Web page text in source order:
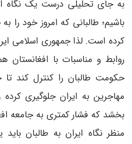
به جای تحلیلی درست یک نگاه
باشیم؛ طالبانی که امروز خود را
کرده است. لذا جمهوری اسلامی
روابط و مناسبات با افغانستان
حکومت طالبان را کنترل کند تا
مهاجرین به ایران جلوگیری
بخشد که فشار کمتری به جامعه
منظر نگاه ایران به طالبان